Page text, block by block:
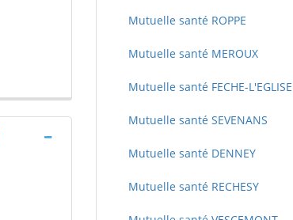
Mutuelle santé ROPPE
Mutuelle santé MEROUX
Mutuelle santé FECHE-L'EGLISE
Mutuelle santé SEVENANS
Mutuelle santé DENNEY
Mutuelle santé RECHESY